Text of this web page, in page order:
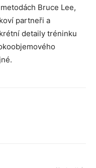
Bruce Lee,
partneři a
detaily tréninku